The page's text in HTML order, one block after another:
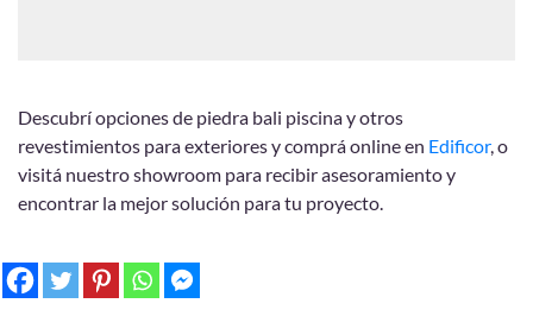
Descubrí opciones de piedra bali piscina y otros
revestimientos para exteriores y comprá online en Edificor, o
visitá nuestro showroom para recibir asesoramiento y
encontrar la mejor solución para tu proyecto.